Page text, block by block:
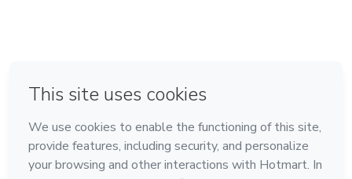
Hecho con❤ en Belo Horizonte